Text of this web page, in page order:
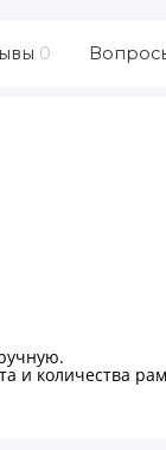
0
и количества